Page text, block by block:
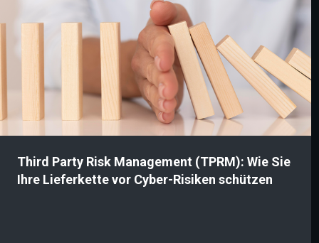
Bedrohungsszenarien in finanzielle Erwartungswerte.
Informationssicherheitsbeauftragte und CISOs erhält
so eine betriebswirtschaftlich fundierte Risikoanalyse,
mit der Sicherheitsbudgets und Freigaben auf C-Level
konkretisiert und gesteuert werden können.
Third Party Risk Management (TPRM): Wie Sie
Ihre Lieferkette vor Cyber-Risiken schützen